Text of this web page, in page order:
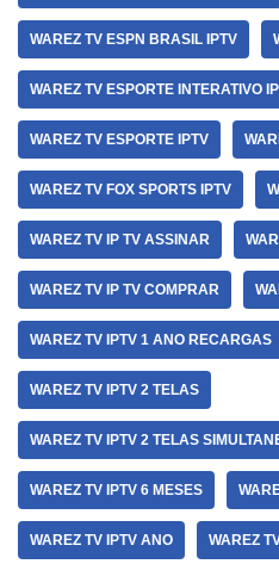
WAREZ TV ESPN BRASIL IPTV
WAREZ TV ESPORTE INTERATIVO
WAREZ TV ESPORTE IPTV
WAREZ TV FOX SPORTS IPTV
WAREZ TV IP TV ASSINAR
WAREZ TV IP TV COMPRAR
WAREZ TV IPTV 1 ANO RECARGAS
WAREZ TV IPTV 2 TELAS
WAREZ TV IPTV 2 TELAS
WAREZ TV IPTV 6 MESES
WAREZ TV IPTV ANO WAREZ